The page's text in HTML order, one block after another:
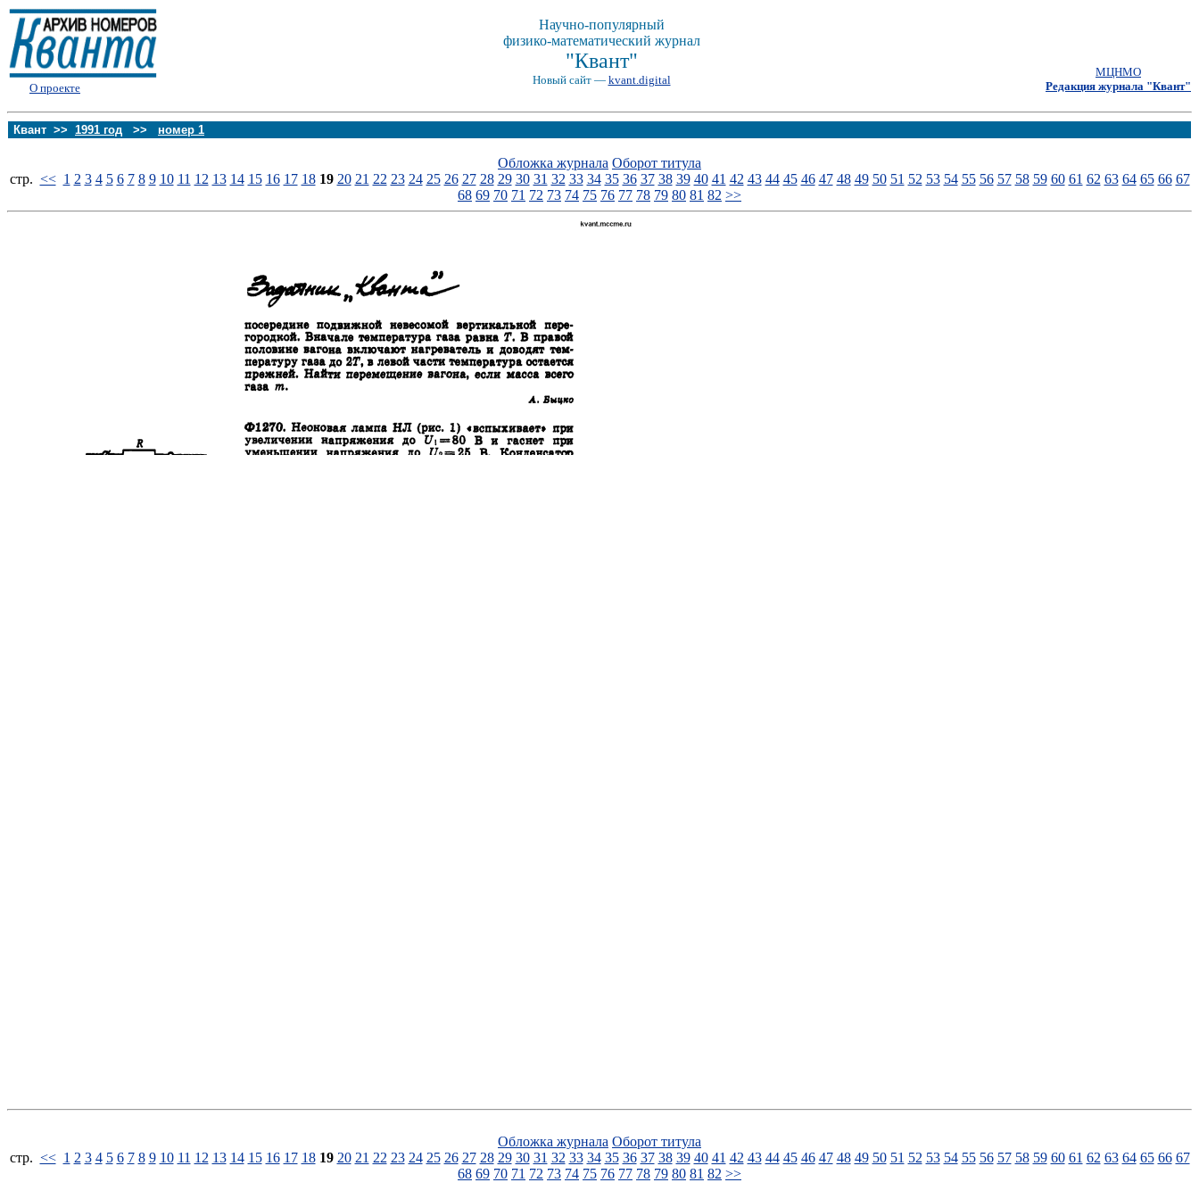
О проекте
Научно-популярный
физико-математический журнал
"Квант"
Новый сайт — kvant.digital
МЦНМО
Редакция журнала "Квант"
Квант >> 1991 год >> номер 1
Обложка журнала Оборот титула
стp. << 1 2 3 4 5 6 7 8 9 10 11 12 13 14 15 16 17 18 19 20 21 22 23 24 25 26 27 28 29 30 31 32 33 34 35 36 37 38 39 40 41 42 43 44 45 46 47 48 49 50 51 52 53 54 55 56 57 58 59 60 61 62 63 64 65 66 67
68 69 70 71 72 73 74 75 76 77 78 79 80 81 82 >>
Обложка журнала Оборот титула
стp. << 1 2 3 4 5 6 7 8 9 10 11 12 13 14 15 16 17 18 19 20 21 22 23 24 25 26 27 28 29 30 31 32 33 34 35 36 37 38 39 40 41 42 43 44 45 46 47 48 49 50 51 52 53 54 55 56 57 58 59 60 61 62 63 64 65 66 67
68 69 70 71 72 73 74 75 76 77 78 79 80 81 82 >>